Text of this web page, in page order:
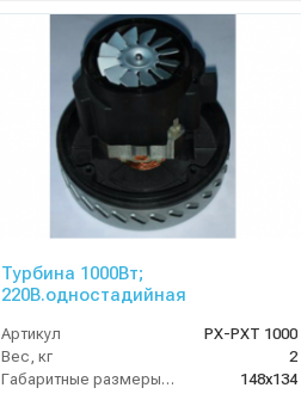
Турбина 1000Вт;
220В.одностадийная
Артикул
PX-PXT 1000
Вес, кг
2
Габаритные размеры, мм
148x134